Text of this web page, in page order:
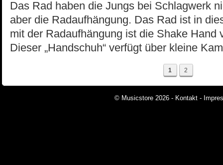
Das Rad haben die Jungs bei Schlagwerk
aber die Radaufhängung. Das Rad ist in
mit der Radaufhängung ist die Shake Hand
Dieser „Handschuh“ verfügt über kleine
1 2
© Musicstore 2026 - Kontakt -